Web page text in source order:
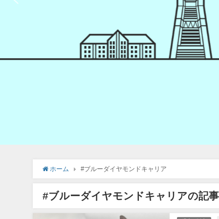
ホーム #ブルーダイヤモンドキャリア
#ブルーダイヤモンドキャリアの記